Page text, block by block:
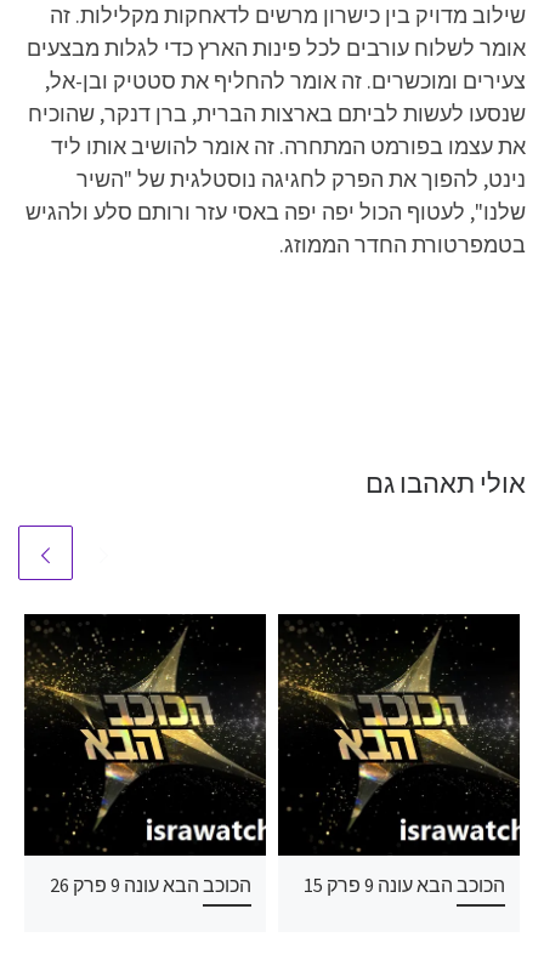
שילוב מדויק בין כישרון מרשים לדאחקות מקלילות. זה
אומר לשלוח עורבים לכל פינות הארץ כדי לגלות מבצעים
צעירים ומוכשרים. זה אומר להחליף את סטטיק ובן-אל,
שנסעו לעשות לביתם בארצות הברית, ברן דנקר, שהוכיח
את עצמו בפורמט המתחרה. זה אומר להושיב אותו ליד
נינט, להפוך את הפרק לחגיגה נוסטלגית של "השיר
שלנו", לעטוף הכול יפה יפה באסי עזר ורותם סלע ולהגיש
בטמפרטורת החדר הממוזג.
אולי תאהבו גם
הכוכב הבא עונה 9 פרק 26 הכוכב הבא עונה 9 פרק 15